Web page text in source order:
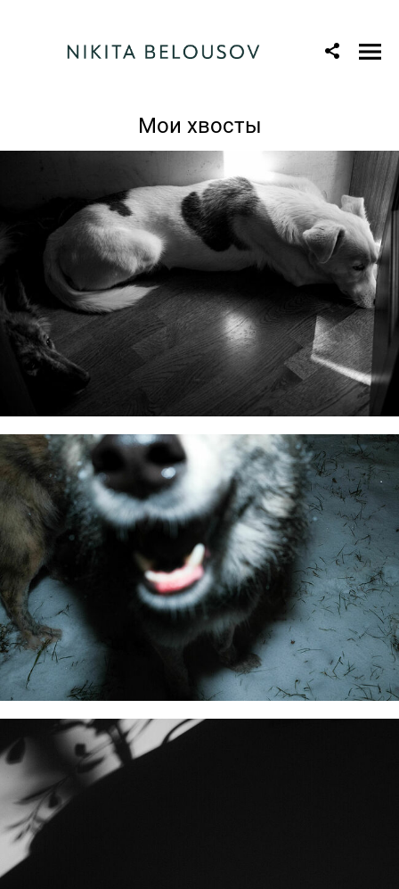
Мои хвосты